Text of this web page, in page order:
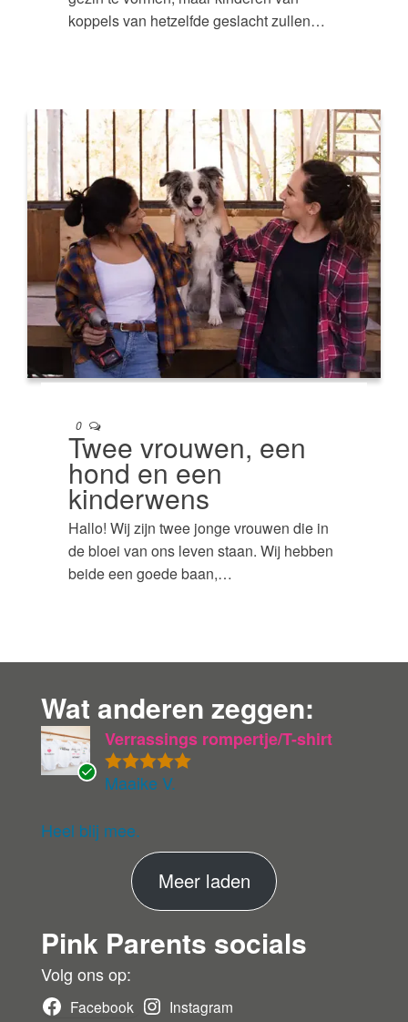
koppels van hetzelfde geslacht zullen…
0
Twee vrouwen, een
hond en een
kinderwens
Hallo! Wij zijn twee jonge vrouwen die in
de bloei van ons leven staan. Wij hebben
beide een goede baan,…
Wat anderen zeggen:
eri
r
Gewaardeer
Verrassings rompertje/T-shirt
Maaike V.
Heel blij mee.
Meer ladenM
e
e
Pink Parents socials
Volg ons op:
Facebook Instagram